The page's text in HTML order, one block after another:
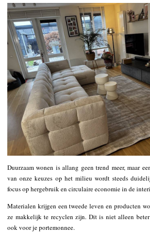
Duurzaam wonen is allang geen trend meer, maar
van onze keuzes op het milieu wordt steeds
focus op hergebruik en circulaire economie in de
Materialen krijgen een tweede leven en producten
ze makkelijk te recyclen zijn. Dit is niet alleen
ook voor je portemonnee.